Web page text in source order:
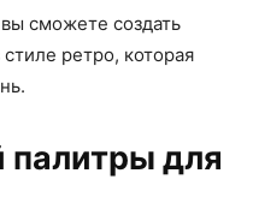
сможете создать
ретро, которая
для